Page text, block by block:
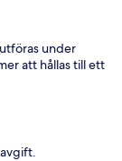
under
att hållas till ett